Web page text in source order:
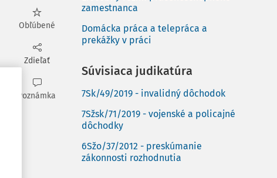
Obľúbené
Zdieľať
Poznámka
zamestnanca
Domácka práca a telepráca a
prekážky v práci
Súvisiaca judikatúra
7Sk/49/2019 - invalidný dôchodok
7Sžsk/71/2019 - vojenské a policajné
dôchodky
6Sžo/37/2012 - preskúmanie
zákonnosti rozhodnutia